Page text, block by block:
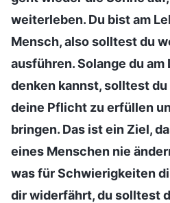
weiterleben. Du bist am
Mensch, also solltest du
ausführen. Solange du am
denken kannst, solltest
deine Pflicht zu erfüllen
bringen. Das ist ein Ziel,
eines Menschen nie
was für Schwierigkeiten
dir widerfährt, du solltest